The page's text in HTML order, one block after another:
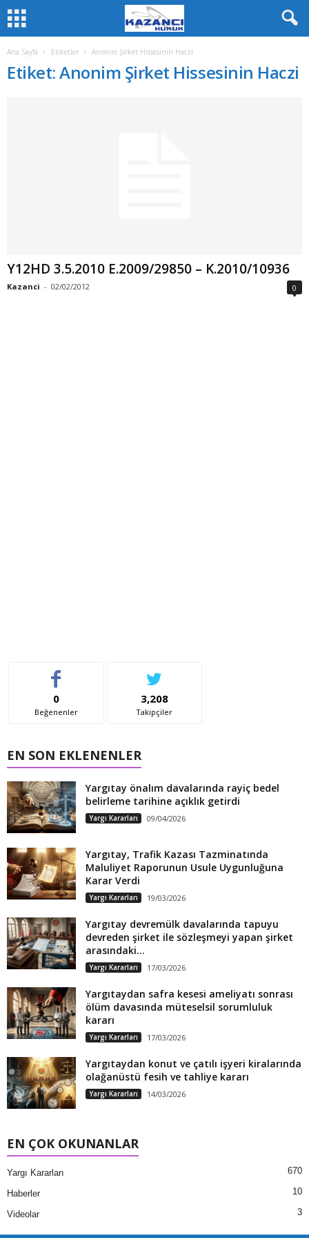
Ana Sayfa Etiketler Anonim Şirket Hissesinin Haczi
Etiket: Anonim Şirket Hissesinin Haczi
Y12HD 3.5.2010 E.2009/29850 – K.2010/10936
Kazanci - 02/02/2012 0
0
Beğenenler
3,208
Takipçiler
EN SON EKLENENLER
Yargıtay önalım davalarında rayiç bedel
belirleme tarihine açıklık getirdi
Yargı Kararları 09/04/2026
Yargıtay, Trafik Kazası Tazminatında
Maluliyet Raporunun Usule Uygunluğuna
Karar Verdi
Yargı Kararları 19/03/2026
Yargıtay devremülk davalarında tapuyu
devreden şirket ile sözleşmeyi yapan şirket
arasındaki...
Yargı Kararları 17/03/2026
Yargıtaydan safra kesesi ameliyatı sonrası
ölüm davasında müteselsil sorumluluk
kararı
Yargı Kararları 17/03/2026
Yargıtaydan konut ve çatılı işyeri kiralarında
olağanüstü fesih ve tahliye kararı
Yargı Kararları 14/03/2026
EN ÇOK OKUNANLAR
Yargı Kararları 670
Haberler 10
Videolar 3